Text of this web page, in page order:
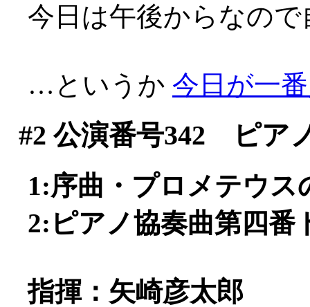
今日は午後からなの
…というか 今日が一
#2 公演番号342 ピア
1:序曲・プロメテウス
2:ピアノ協奏曲第四番
指揮：矢崎彦太郎